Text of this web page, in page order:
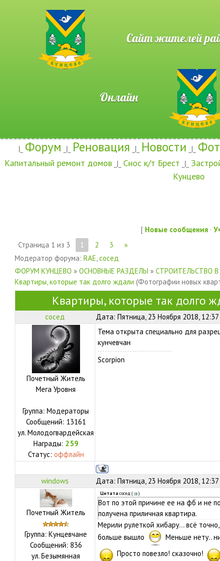
Сайт жителей
Онлайн
|_ Форум _|_ Реновация _|_ Новости _|_
Капитальный ремонт домов _|_ Снос к/т Брест _|_
Кунцево
[ Новые сообщения ·
Страница 1 из 3 1 2 3
»
Модератор форума: RAE,сосед
ФОРУМ КУНЦЕВО » ОСНОВНЫЕ РАЗДЕЛЫ » СТРОИТЕЛЬСТВО
Квартиры, которые так долго ждали (Фотографии новых
Квартиры, которые так долго
сосед Дата: Пятница, 23 Ноября 2018,
Почетный Житель
Мега Уровня
Группа: Модераторы
Сообщений: 13161
ул. Молодогвардейская
Награды: 259
Статус: оффлайн
Тема открыта специально для
кунчевчан
Scorpion
windows Дата: Пятница, 23 Ноября 2018,
Почетный Житель
Группа: Кунцевчане
Сообщений: 836
ул. Безымянная
Цитата сосед ( )
Вот по этой причине ее на фб и не
получена приличная квартира.
Мерили рулеткой хибару... всё
больше вышло
Меньше нету..
Просто повезло! сказочно!